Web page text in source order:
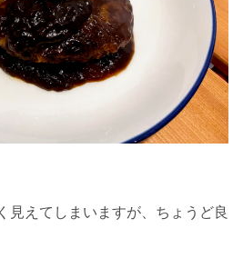
見えてしまいますが、ちょうど良